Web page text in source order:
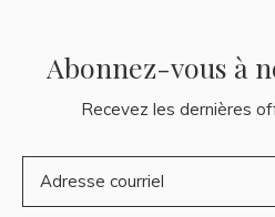
Abonnez-vous à
Recevez les dernières